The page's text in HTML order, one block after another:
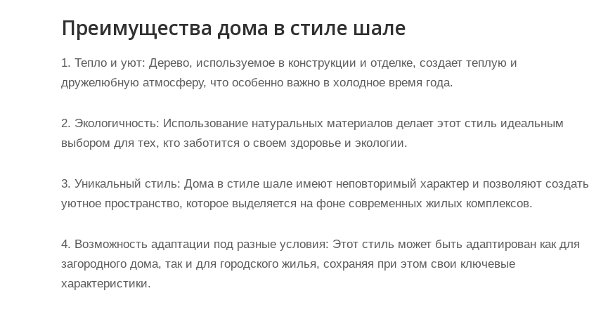
Преимущества дома в стиле шале
1. Тепло и уют: Дерево, используемое в конструкции и отделке, создает теплую и
дружелюбную атмосферу, что особенно важно в холодное время года.
2. Экологичность: Использование натуральных материалов делает этот стиль идеальным
выбором для тех, кто заботится о своем здоровье и экологии.
3. Уникальный стиль: Дома в стиле шале имеют неповторимый характер и позволяют создать
уютное пространство, которое выделяется на фоне современных жилых комплексов.
4. Возможность адаптации под разные условия: Этот стиль может быть адаптирован как для
загородного дома, так и для городского жилья, сохраняя при этом свои ключевые
характеристики.